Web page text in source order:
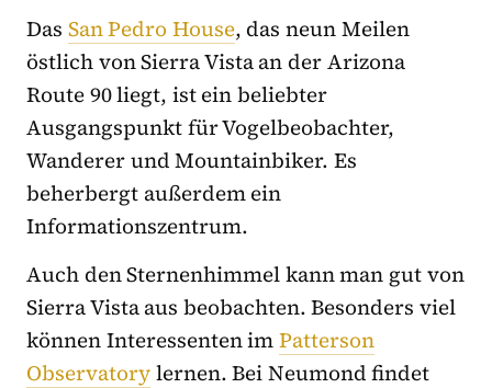
Das San Pedro House, das neun Meilen
östlich von Sierra Vista an der Arizona
Route 90 liegt, ist ein beliebter
Ausgangspunkt für Vogelbeobachter,
Wanderer und Mountainbiker. Es
beherbergt außerdem ein
Informationszentrum.
Auch den Sternenhimmel kann man gut von
Sierra Vista aus beobachten. Besonders viel
können Interessenten imPatterson
Observatorylernen. Bei Neumond findet